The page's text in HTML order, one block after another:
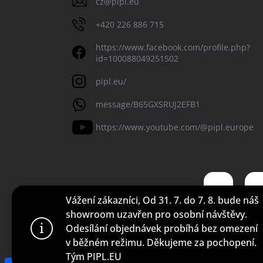
Vážení zákazníci, Od 31. 7. do 7. 8. bude náš
showroom uzavřen pro osobní návštěvy.
Odesílání objednávek probíhá bez omezení
v běžném režimu. Děkujeme za pochopení.
Tým PIPL.EU
+420 226 886 715
https://www.facebook.com/profile.php?
id=100088049251502
pipl.eu/
message/B65GXSRUJ2EFB1
https://www.youtube.com/@pipl.europe
Copyright 2026Pipl EU. Všechna práva vyhrazena.